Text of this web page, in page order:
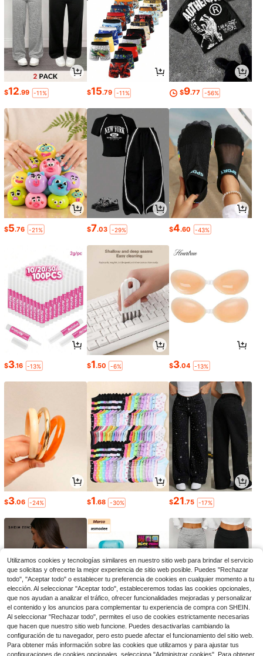
$12.99 -11% $15.79 -11% $9.77 -56%
$5.76 -21% $7.03 -29% $4.60 -43%
$3.16 -13% $1.50 -6% $3.04 -13%
$3.06 -24% $1.68 -30% $21.75 -17%
$8.09 -11% $5.61 -8% $9.40 -15%
Utilizamos cookies y tecnologías similares en nuestro sitio web para brindar el servicio
que solicitas y ofrecerte la mejor experiencia de sitio web posible. Puedes "Rechazar
todo", "Aceptar todo" o establecer tu preferencia de cookies en cualquier momento a tu
elección. Al seleccionar "Aceptar todo", estableceremos todas las cookies opcionales,
que nos ayudan a analizar el tráfico, ofrecer funcionalidades mejoradas y personalizar
el contenido y los anuncios para complementar tu experiencia de compra con SHEIN.
Al seleccionar "Rechazar todo", permites el uso de cookies estrictamente necesarias
que hacen que nuestro sitio web funcione. Puedes desactivarlas cambiando la
configuración de tu navegador, pero esto puede afectar el funcionamiento del sitio web.
Para obtener más información sobre las cookies que utilizamos y para ajustar tus
configuraciones de cookies opcionales, selecciona "Administrar cookies". Para obtener